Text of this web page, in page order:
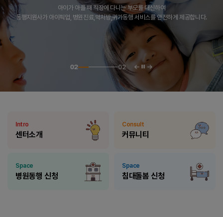
아이가 아플 때 직장에 다니는 부모를 대신하여
동행지원사가 아이픽업, 병원진료,약처방,귀가동행 서비스를 안전하게 제공합니다.
아이가 아플 때 직장에 다니는 부모를 대신하여
동행지원사가 아이픽업, 병원진료,약처방,귀가동행 서비스를 안전하게 제공합니다.
아이가 아플 때 직장에 다니는 부모를 대신하여
동행지원사가 아이픽업, 병원진료,약처방,귀가동행 서비스를 안전하게 제공합니다.
아이가 아플 때 직장에 다니는 부모를 대신하여
동행지원사가 아이픽업, 병원진료,약처방,귀가동행 서비스를 안전하게 제공합니다.
02
02
이전 슬라이드
슬라이드 정지
다음 슬라이드
Intro
센터소개
Consult
커뮤니티
Space
병원동행 신청
Space
침대돌봄 신청